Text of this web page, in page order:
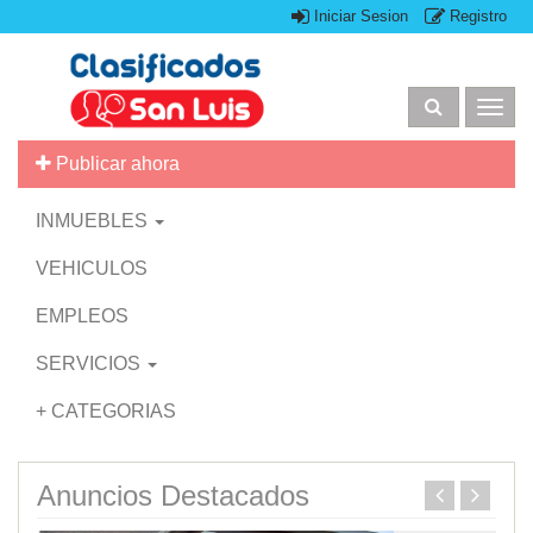
Iniciar Sesion Registro
Publicar ahora
INMUEBLES
VEHICULOS
EMPLEOS
SERVICIOS
+ CATEGORIAS
Anuncios Destacados